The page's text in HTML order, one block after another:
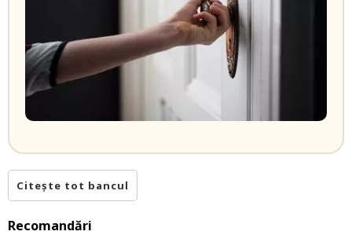
Citește tot bancul
Recomandări